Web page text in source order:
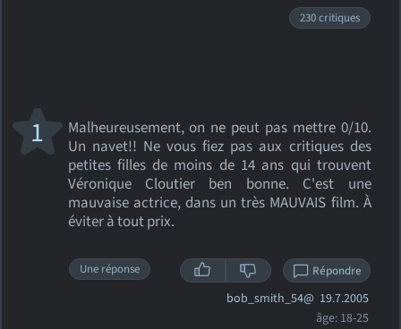
230 critiques
Malheureusement, on ne peut pas mettre 0/10.
Un navet!! Ne vous fiez pas aux critiques des
petites filles de moins de 14 ans qui trouvent
Véronique Cloutier ben bonne. C'est une
mauvaise actrice, dans un très MAUVAIS film. À
éviter à tout prix.
1
Une réponse Répondre
bob_smith_54@ 19.7.2005
âge: 18-25